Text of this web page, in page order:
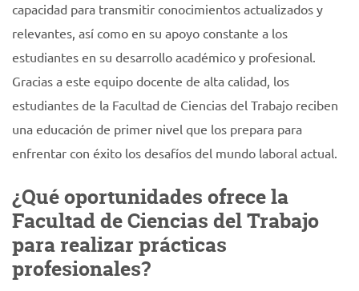
capacidad para transmitir conocimientos actualizados y
relevantes, así como en su apoyo constante a los
estudiantes en su desarrollo académico y profesional.
Gracias a este equipo docente de alta calidad, los
estudiantes de la Facultad de Ciencias del Trabajo reciben
una educación de primer nivel que los prepara para
enfrentar con éxito los desafíos del mundo laboral actual.
¿Qué oportunidades ofrece la
Facultad de Ciencias del Trabajo
para realizar prácticas
profesionales?